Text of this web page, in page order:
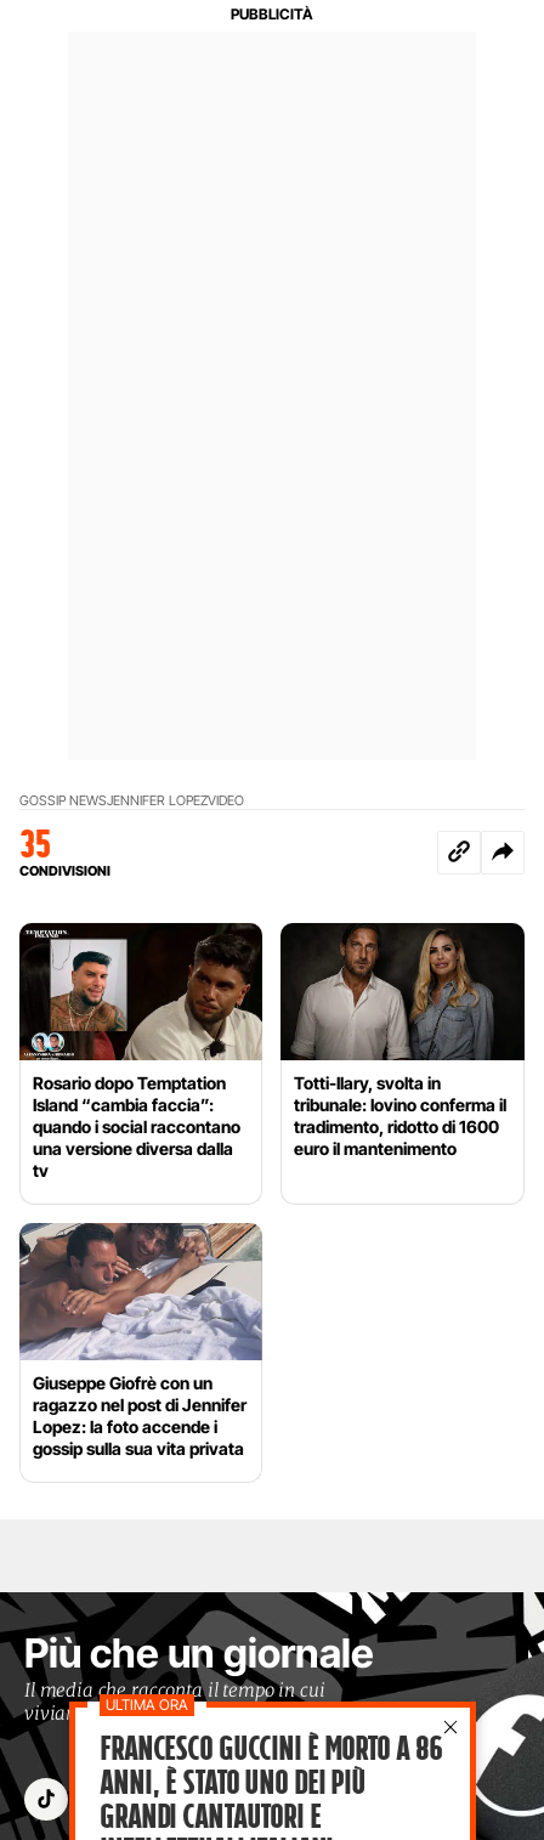
GOSSIP NEWSJENNIFER LOPEZVIDEO
35
CONDIVISIONI
Rosario dopo Temptation
Island “cambia faccia”:
quando i social raccontano
una versione diversa dalla
tv
Totti-Ilary, svolta in
tribunale: Iovino conferma il
tradimento, ridotto di 1600
euro il mantenimento
Giuseppe Giofrè con un
ragazzo nel post di Jennifer
Lopez: la foto accende i
gossip sulla sua vita privata
Più che un giornale
Il media che racconta il tempo in cui
viviamo con occhi moderni
Francesco Guccini è morto a 86
anni, è stato uno dei più
grandi cantautori e